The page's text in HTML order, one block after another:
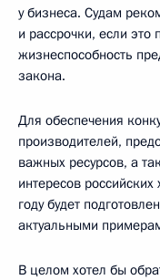
у бизнеса. Судам
и рассрочки, если это
жизнеспособность
закона.
Для обеспечения
производителей,
важных ресурсов, а
интересов
году будет
актуальными
В целом хотел бы